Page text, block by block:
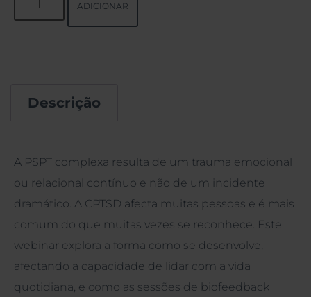
ADICIONAR
Descrição
A PSPT complexa resulta de um trauma emocional
ou relacional contínuo e não de um incidente
dramático. A CPTSD afecta muitas pessoas e é mais
comum do que muitas vezes se reconhece. Este
webinar explora a forma como se desenvolve,
afectando a capacidade de lidar com a vida
quotidiana, e como as sessões de biofeedback